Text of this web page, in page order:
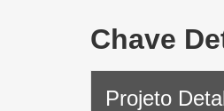
Chave
Projeto